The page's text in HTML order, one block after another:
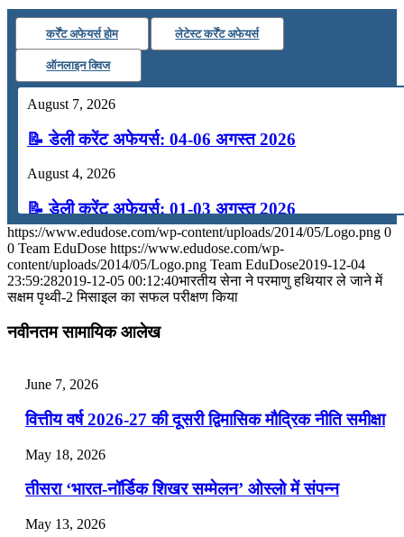
अंग्रेजी
मॉक टेस्ट
Menu Menu
कर्रेंट अफेयर्स होम लेटेस्ट कर्रेंट अफेयर्स
ऑनलाइन क्विज
August 7, 2026
📝 डेली करेंट अफेयर्स: 04-06 अगस्त 2026
August 4, 2026
📝 डेली करेंट अफेयर्स: 01-03 अगस्त 2026
July 31, 2026
📝 डेली करेंट अफेयर्स: 28-31 जुलाई 2026
July 25, 2026
📝 डेली करेंट अफेयर्स: 22-24 जुलाई 2026
July 22, 2026
📝 डेली करेंट अफेयर्स: 19-21 जुलाई 2026
July 19, 2026
https://www.edudose.com/wp-content/uploads/2014/05/Logo.png 0
0 Team EduDose https://www.edudose.com/wp-
content/uploads/2014/05/Logo.png Team EduDose2019-12-04
23:59:282019-12-05 00:12:40भारतीय सेना ने परमाणु हथियार ले जाने में
सक्षम पृथ्वी-2 मिसाइल का सफल परीक्षण किया
नवीनतम सामायिक आलेख
June 7, 2026
वित्तीय वर्ष 2026-27 की दूसरी द्विमासिक मौद्रिक नीति समीक्षा
May 18, 2026
तीसरा ‘भारत-नॉर्डिक शिखर सम्मेलन’ ओस्लो में संपन्न
May 13, 2026